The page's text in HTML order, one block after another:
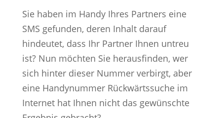
Sie haben im Handy Ihres Partners eine
SMS gefunden, deren Inhalt darauf
hindeutet, dass Ihr Partner Ihnen untreu
ist? Nun möchten Sie herausfinden, wer
sich hinter dieser Nummer verbirgt, aber
eine Handynummer Rückwärtssuche im
Internet hat Ihnen nicht das gewünschte